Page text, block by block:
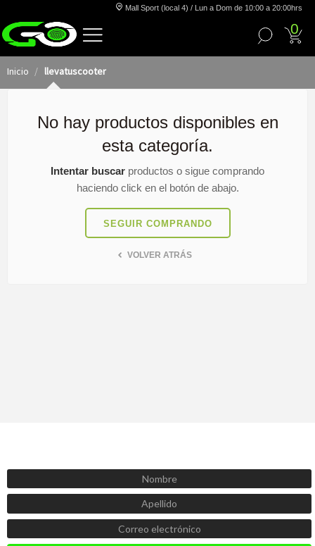
Mall Sport (local 4) / Lun a Dom de 10:00 a 20:00hrs
0
Inicio llevatuscooter
No hay productos disponibles en
esta categoría.
Intentar buscar productos o sigue comprando
haciendo click en el botón de abajo.
SEGUIR COMPRANDO
VOLVER ATRÁS